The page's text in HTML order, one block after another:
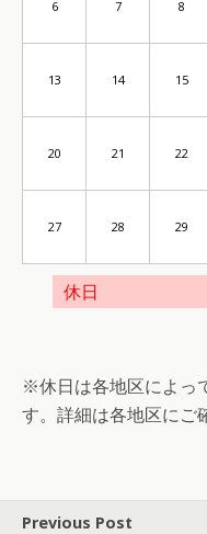
6 7 8
13 14 15
20 21 22
27 28 29
休日
※休日は各地区によっ
す。詳細は各地区にご
Previous Post